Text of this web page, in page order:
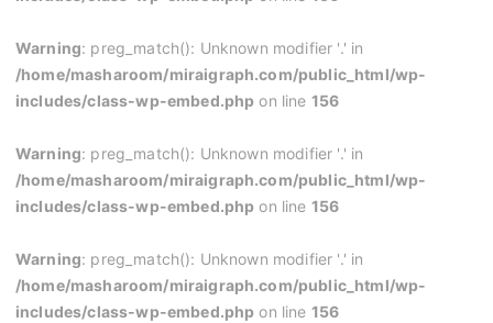
Warning: preg_match(): Unknown modifier '.' in
/home/masharoom/miraigraph.com/public_html/wp-
includes/class-wp-embed.php on line 156
Warning: preg_match(): Unknown modifier '.' in
/home/masharoom/miraigraph.com/public_html/wp-
includes/class-wp-embed.php on line 156
Warning: preg_match(): Unknown modifier '.' in
/home/masharoom/miraigraph.com/public_html/wp-
includes/class-wp-embed.php on line 156